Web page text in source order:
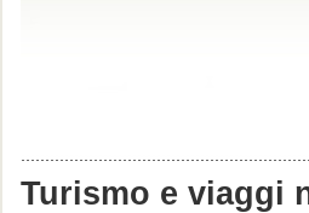
Turismo e viaggi